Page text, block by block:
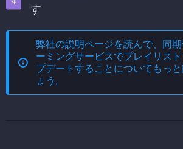
す
弊社の説明ページを読んで、
同
ーミングサービスでプレイリス
プデートする ことについてもっ
ょう。